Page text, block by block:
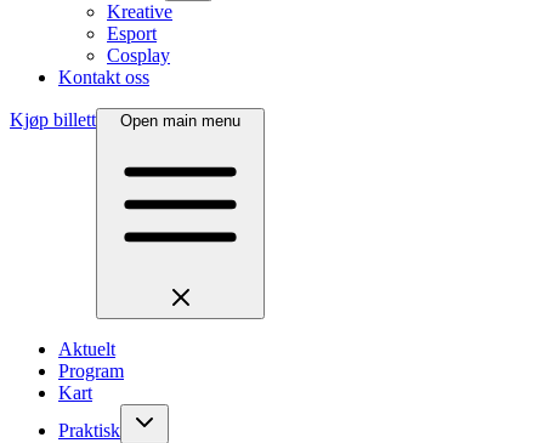
Kreative
Esport
Cosplay
Kontakt oss
Kjøp billett Open main menu
Aktuelt
Program
Kart
Praktisk